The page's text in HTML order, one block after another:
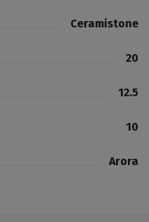
Ceramistone
20
12.5
10
Arora